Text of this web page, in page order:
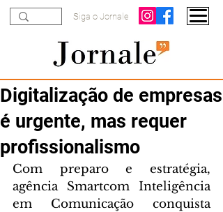
Siga o Jornale
Digitalização de empresas
é urgente, mas requer
profissionalismo
Com preparo e estratégia,
agência Smartcom Inteligência
em Comunicação conquista